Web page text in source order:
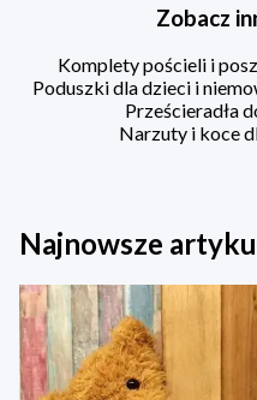
Zobacz
Komplety pościeli i
Poduszki dla dzieci i
Prześcieradła
Narzuty i koce
Najnowsze